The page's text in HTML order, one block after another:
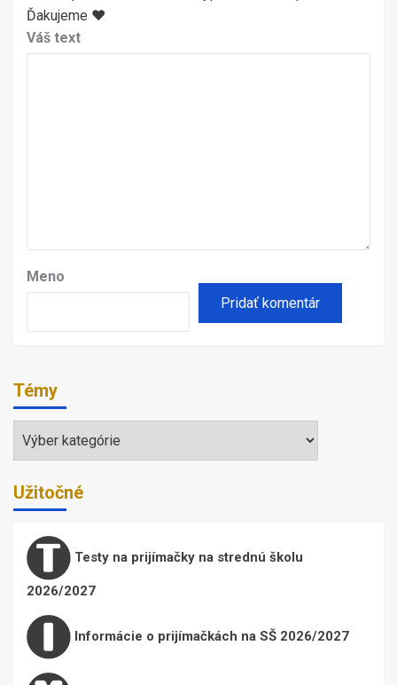
Ďakujeme ♥
Váš text
Meno
Témy
Témy
Užitočné
Testy na prijímačky na strednú školu
2026/2027
Informácie o prijímačkách na SŠ 2026/2027